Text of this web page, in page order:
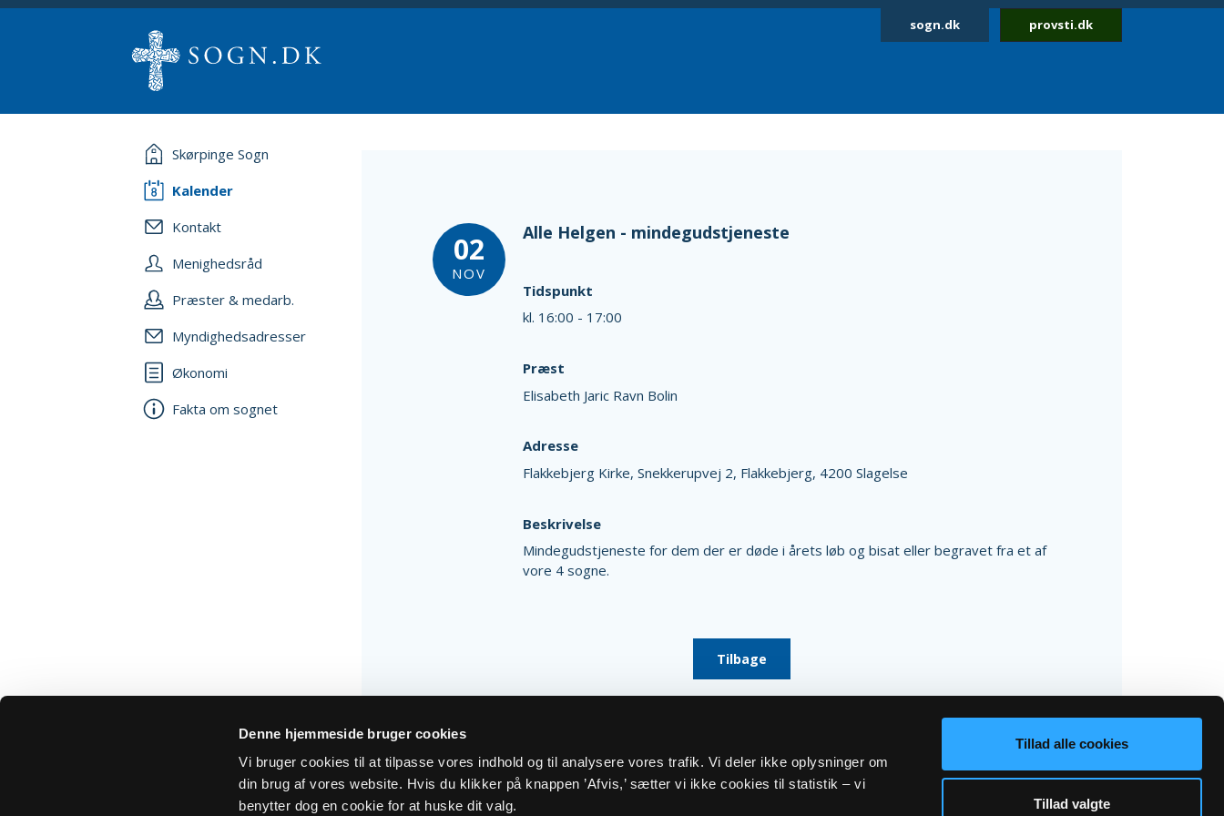
Denne hjemmeside bruger cookies
Vi bruger cookies til at tilpasse vores indhold og til analysere vores trafik. Vi deler ikke oplysninger om
din brug af vores website. Hvis du klikker på knappen ’Afvis,’ sætter vi ikke cookies til statistik – vi
benytter dog en cookie for at huske dit valg.
Tillad alle cookies
Tillad valgte
sogn.dk provsti.dk
Skørpinge Sogn
Kalender
Kontakt
Menighedsråd
Præster & medarb.
Myndighedsadresser
Økonomi
Fakta om sognet
02
NOV
Alle Helgen - mindegudstjeneste
Tidspunkt
kl. 16:00 - 17:00
Præst
Elisabeth Jaric Ravn Bolin
Adresse
Flakkebjerg Kirke, Snekkerupvej 2, Flakkebjerg, 4200 Slagelse
Beskrivelse
Mindegudstjeneste for dem der er døde i årets løb og bisat eller begravet fra et af
vore 4 sogne.
Tilbage